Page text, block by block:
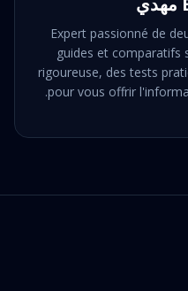
Expert passionné de
guides et comparatifs
rigoureuse, des tests
pour vous offrir